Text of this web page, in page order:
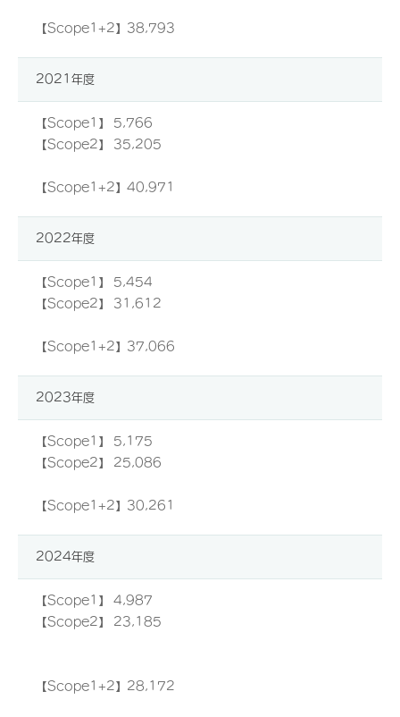
【Scope1+2】38,793
2021年度
【Scope1】 5,766
【Scope2】 35,205
【Scope1+2】40,971
2022年度
【Scope1】 5,454
【Scope2】 31,612
【Scope1+2】37,066
2023年度
【Scope1】 5,175
【Scope2】 25,086
【Scope1+2】30,261
2024年度
【Scope1】 4,987
【Scope2】 23,185
【Scope1+2】28,172